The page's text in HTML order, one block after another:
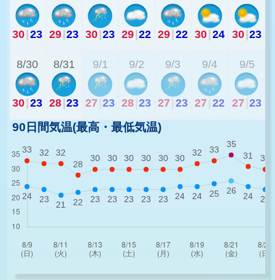
30|23 29|23 30|23 29|22 29|22 30|24 30|23
8/30
30|23
8/31
28|23
9/1
27 23
9/2
28 23
9/3
27 23
9/4
27 22
9/5
27 23
90日間気温(最高・最低気温)